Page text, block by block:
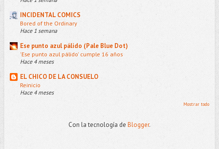
INCIDENTAL COMICS
Bored of the Ordinary
Hace 1 semana
Ese punto azul pálido (Pale Blue Dot)
'Ese punto azul pálido' cumple 16 años
Hace 4 meses
EL CHICO DE LA CONSUELO
Reinicio
Hace 4 meses
Mostrar todo
Con la tecnología de Blogger.